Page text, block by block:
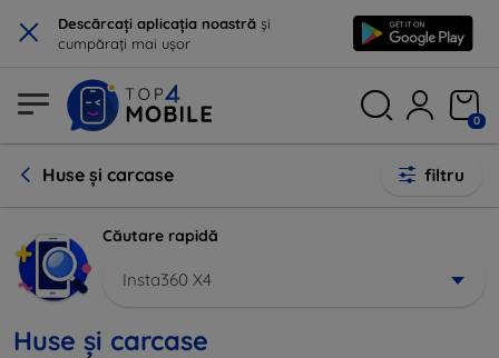
× Descărcați aplicația noastră și
cumpărați mai ușor
0
Huse și carcase filtru
Căutare rapidă
Insta360 X4
Huse și carcase